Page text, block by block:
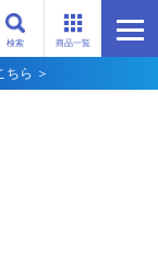
商品一覧
検索
ちら ＞